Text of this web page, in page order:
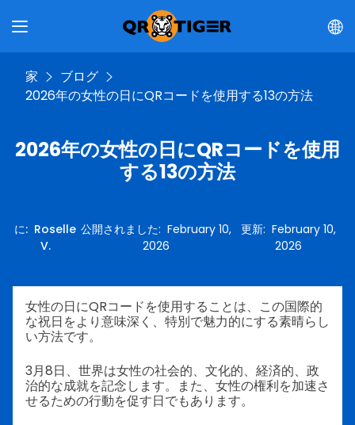
家
ブログ
2026年の女性の日にQRコードを使用する13の方法
2026年の女性の日にQRコードを使用
する13の方法
に: Roselle
V.
公開されました: February 10,
2026
更新: February 10,
2026
女性の日にQRコードを使用することは、この国際的
な祝日をより意味深く、特別で魅力的にする素晴らし
い方法です。
3月8日、世界は女性の社会的、文化的、経済的、政
治的な成就を記念します。また、女性の権利を加速さ
せるための行動を促す日でもあります。